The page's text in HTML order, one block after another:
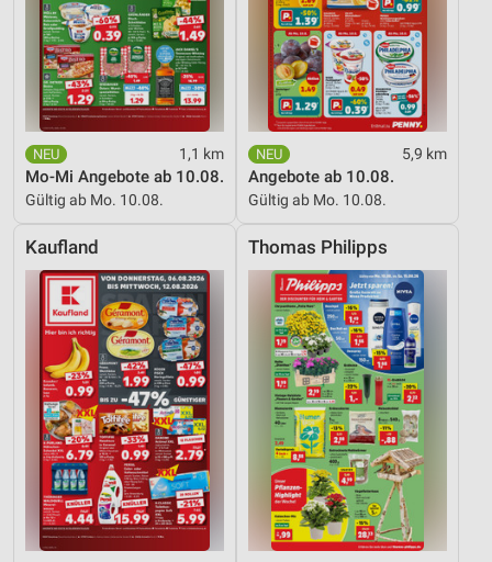
1,1 km
Mo-Mi Angebote ab 10.08.
Gültig ab Mo. 10.08.
5,9 km
Angebote ab 10.08.
Gültig ab Mo. 10.08.
Kaufland Thomas Philipps